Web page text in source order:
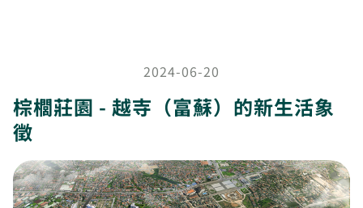
2024-06-20
棕櫚莊園 - 越寺（富蘇）的新生活象
徵